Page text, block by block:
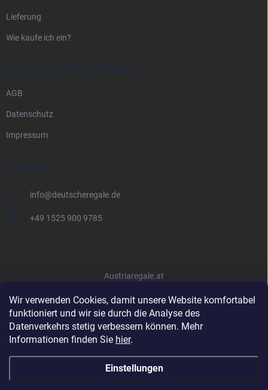
Wir verwenden Cookies, damit unsere Website komfortabel
funktioniert und wir sie durch die Analyse des
Datenverkehrs stetig verbessern können. Mehr
Informationen finden Sie hier.
Einstellungen
Lieferung
Wie kaufe ich ein?
RECHTLICHE INFORMATIONEN
AGB
Datenschutz
Impressum
KONTAKT
info@deutscheregale.de
+49 1525 900 9785
Austriaregale.at